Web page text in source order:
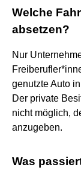
Welche
absetzen?
Nur
genutzte Auto
Der private
nicht möglich,
anzugeben.
Was